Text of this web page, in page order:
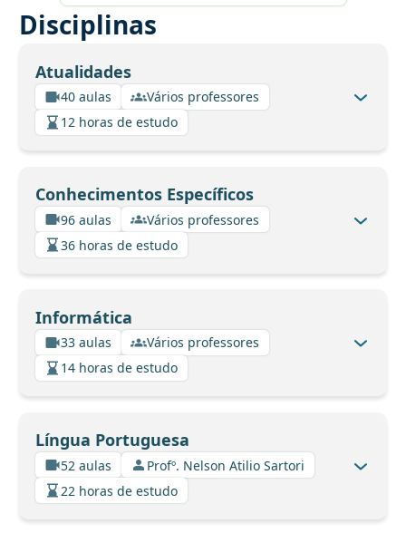
Disciplinas
Atualidades
40 aulas
Vários professores
12 horas de estudo
Conhecimentos Específicos
96 aulas
Vários professores
36 horas de estudo
Informática
33 aulas
Vários professores
14 horas de estudo
Língua Portuguesa
52 aulas
Profº. Nelson Atilio Sartori
22 horas de estudo